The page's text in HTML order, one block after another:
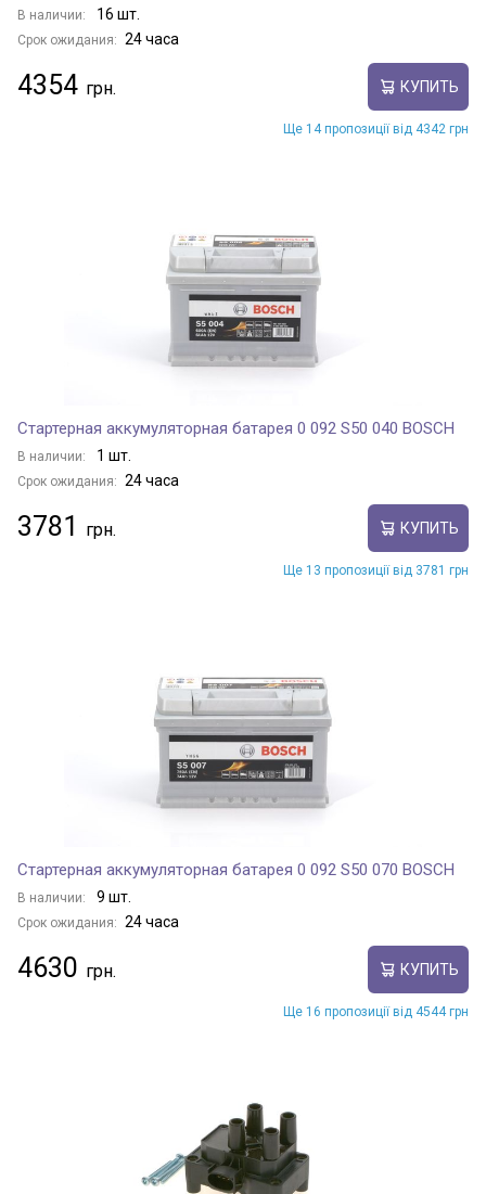
В наличии: 16 шт.
Срок ожидания: 24 часа
4354 КУПИТЬ
Ще 14 пропозиції від 4342 грн
Стартерная аккумуляторная батарея 0 092 S50 040 BOSCH
В наличии: 1 шт.
Срок ожидания: 24 часа
3781 КУПИТЬ
Ще 13 пропозиції від 3781 грн
Стартерная аккумуляторная батарея 0 092 S50 070 BOSCH
В наличии: 9 шт.
Срок ожидания: 24 часа
4630 КУПИТЬ
Ще 16 пропозиції від 4544 грн